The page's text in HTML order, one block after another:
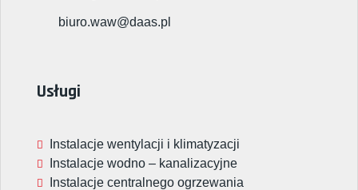
biuro.waw@daas.pl
Usługi
Instalacje wentylacji i klimatyzacji
Instalacje wodno – kanalizacyjne
Instalacje centralnego ogrzewania